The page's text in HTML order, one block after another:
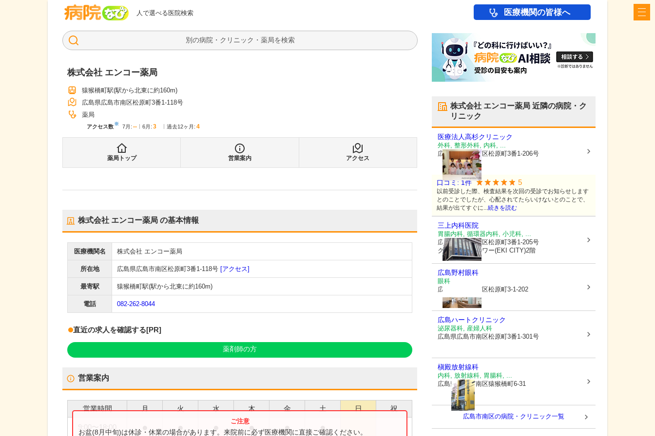
人で選べる医院検索
病院なび 医療機関の皆様へ
検索
株式会社 エンコー薬局
猿猴橋町駅(駅から北東に約160m)
広島県広島市南区松原町3番1-118号
薬局
アクセス数※ 7月 : -- 6月 : 3 過去12ヶ月: 4
薬局トップ 営業案内 アクセス
株式会社 エンコー薬局 の基本情報
医療機関名 株式会社 エンコー薬局
所在地 広島県広島市南区松原町3番1-118号 [アクセス]
最寄駅 猿猴橋町駅(駅から北東に約160m)
電話 082-262-8044
直近の求人を確認する[PR]
薬剤師の方
営業案内
営業時間 月 火 水 木 金 土 日 祝
9:00 18:00 ● ● ● ● ●
お盆(8月中旬)は休診・休業の場合があります。来院前に必ず医療機関に直接ご確認ください。
株式会社 エンコー薬局 近隣の病院・ク
リニック
医療法人高杉クリニック
外科, 整形外科, 内科, ...
広島県広島市南区松原町3番1-206号
口コミ: 1件 5
以前受診した際、検査結果を次回の受診でお知らせします
とのことでしたが、心配されてたらいけないとのことで、
結果が出てすぐに...続きを読む
三上内科医院
胃腸内科, 循環器内科, 小児科, ...
広島県広島市南区松原町3番1-205号
グランクロスタワー(EKI CITY)2階
広島野村眼科
眼科
広島県広島市南区松原町3-1-202
広島ハートクリニック
泌尿器科, 産婦人科
広島県広島市南区松原町3番1-301号
槇殿放射線科
内科, 放射線科, 胃腸科, ...
広島県広島市南区猿猴橋町6-31
広島市南区の病院・クリニック一覧